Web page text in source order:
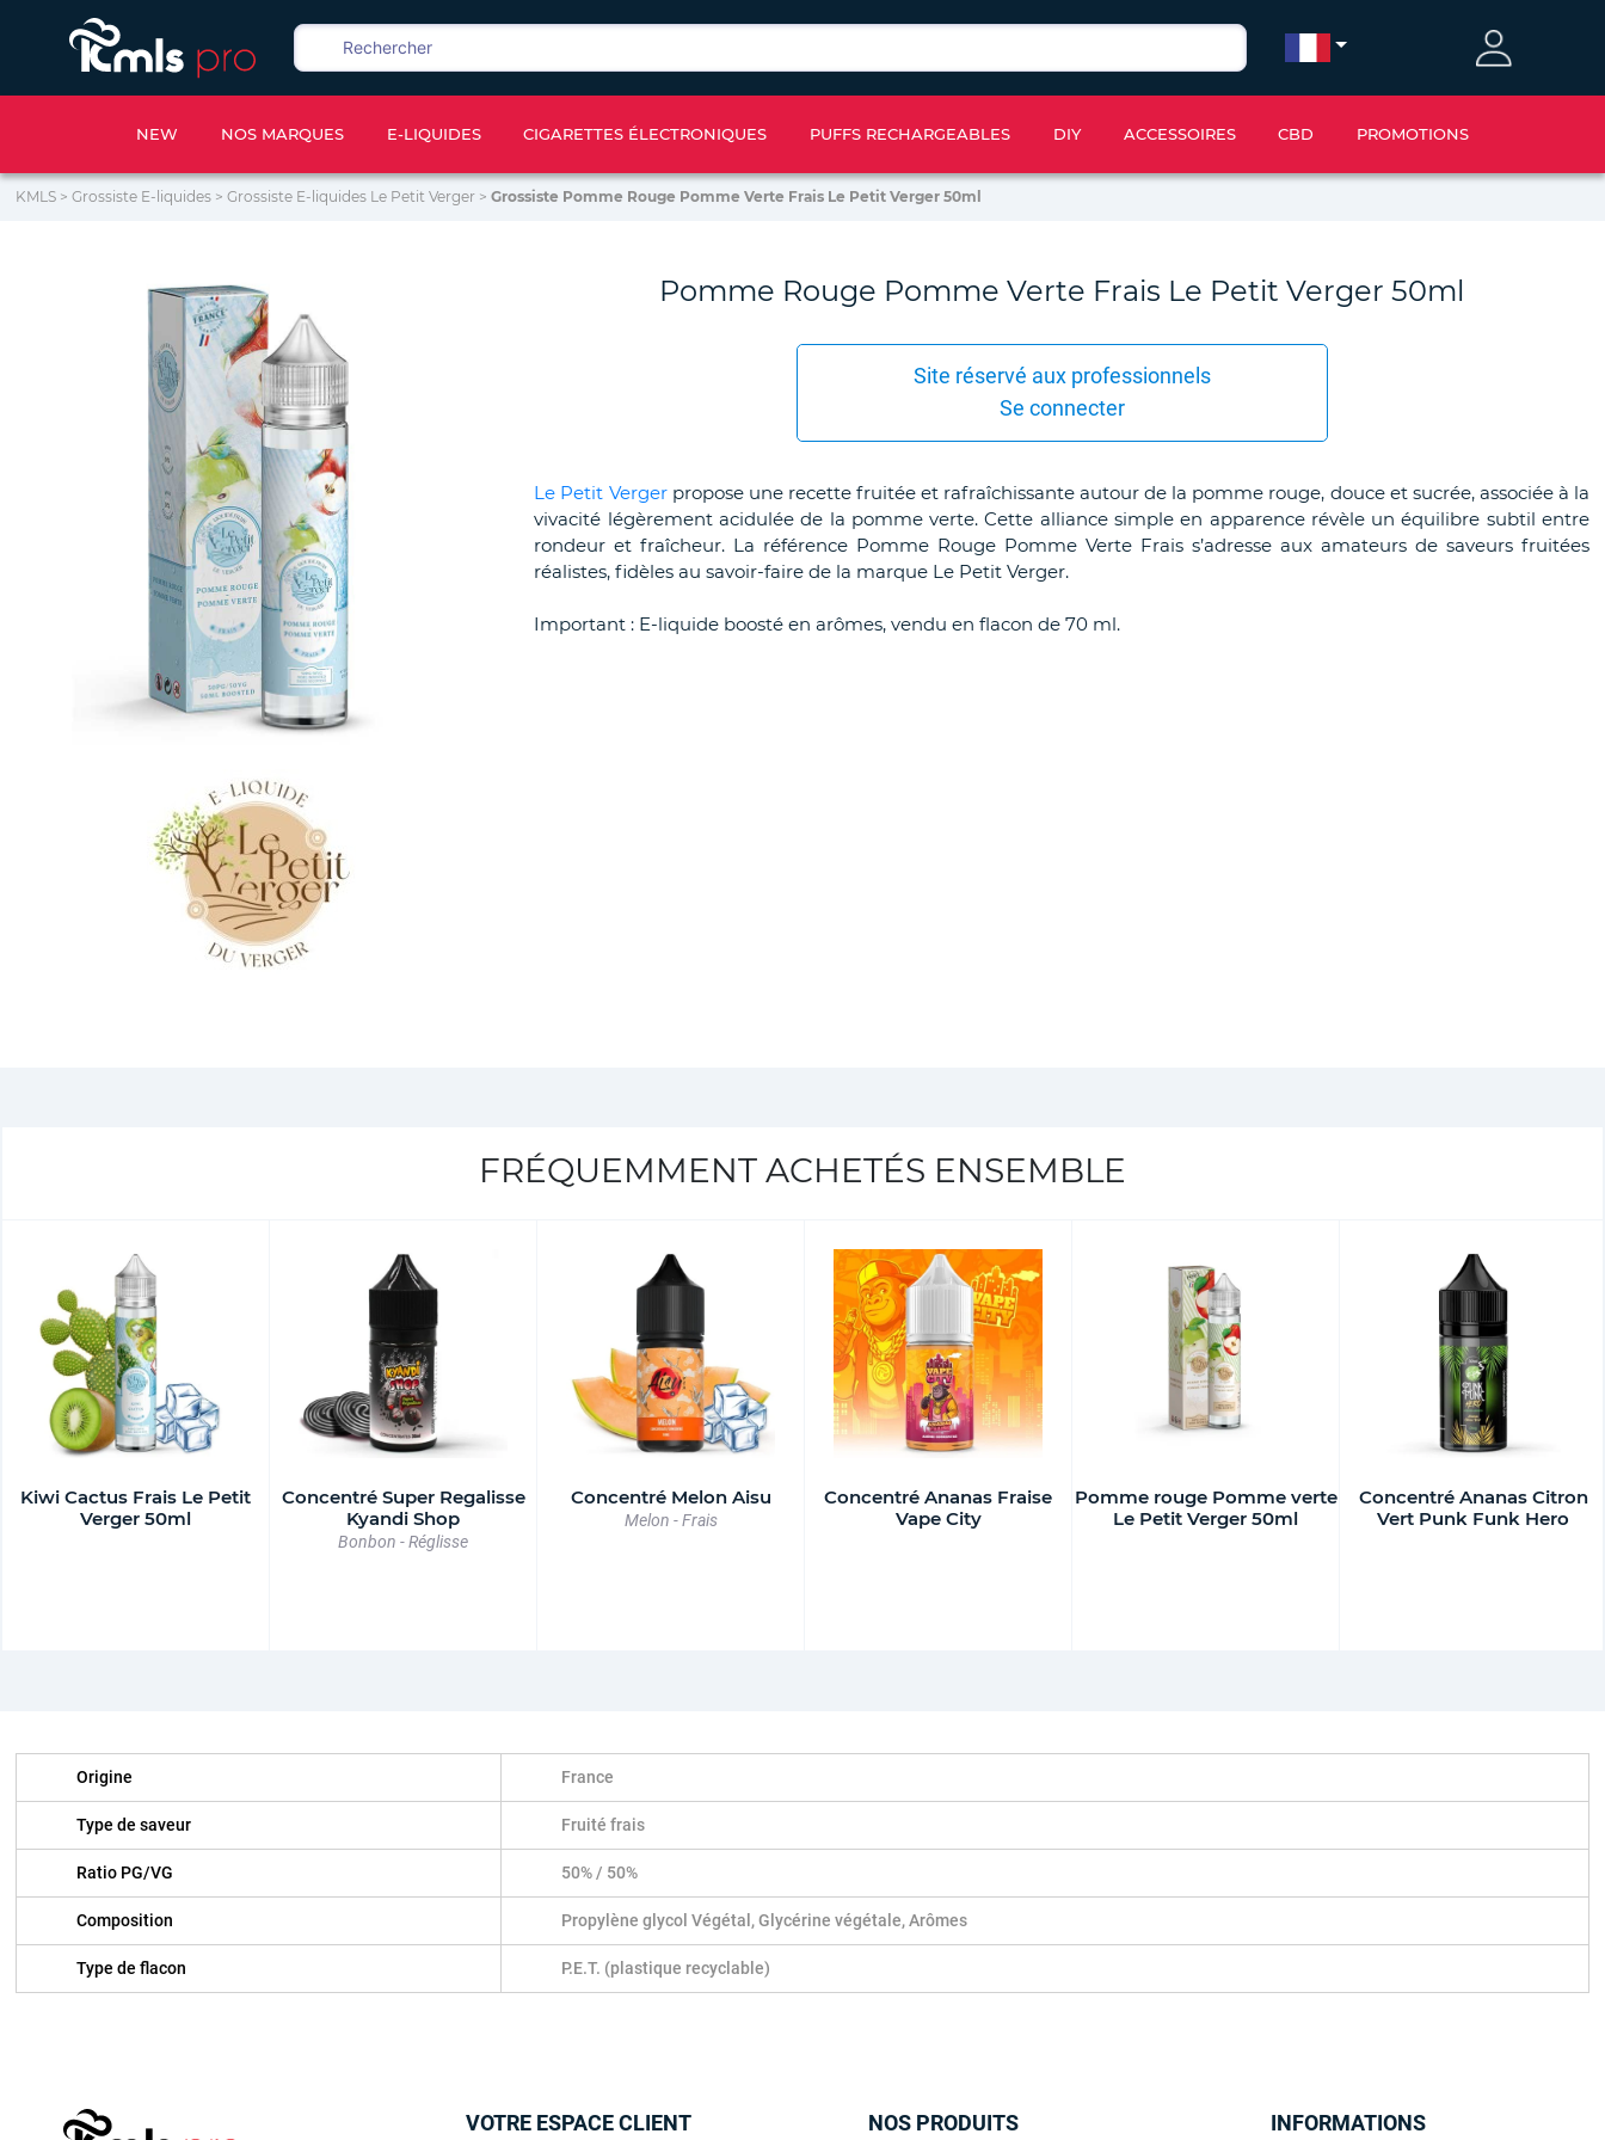
NEW NOS MARQUES E-LIQUIDES CIGARETTES ÉLECTRONIQUES PUFFS RECHARGEABLES DIY ACCESSOIRES CBD PROMOTIONS
KMLS > Grossiste E-liquides > Grossiste E-liquides Le Petit Verger > Grossiste Pomme Rouge Pomme Verte Frais Le Petit Verger 50ml
Pomme Rouge Pomme Verte Frais Le Petit Verger 50ml
Site réservé aux professionnels
Se connecter
Le Petit Vergerpropose une recette fruitée et rafraîchissante autour de la pomme rouge, douce et sucrée, associée à la
vivacité légèrement acidulée de la pomme verte. Cette alliance simple en apparence révèle un équilibre subtil entre
rondeur et fraîcheur. La référence Pomme Rouge Pomme Verte Frais s’adresse aux amateurs de saveurs fruitées
réalistes, fidèles au savoir-faire de la marque Le Petit Verger.
Important : E-liquide boosté en arômes, vendu en flacon de 70 ml.
FRÉQUEMMENT ACHETÉS ENSEMBLE
Kiwi Cactus Frais Le Petit
Verger 50ml
Concentré Super Regalisse
Kyandi Shop
Bonbon - Réglisse
Concentré Melon Aisu
Melon - Frais
Concentré Ananas Fraise
Vape City
Pomme rouge Pomme verte
Le Petit Verger 50ml
Concentré Ananas Citron
Vert Punk Funk Hero
Origine France
Type de saveur Fruité frais
Ratio PG/VG 50% / 50%
Composition Propylène glycol Végétal, Glycérine végétale, Arômes
Type de flacon P.E.T. (plastique recyclable)
VOTRE ESPACE CLIENT NOS PRODUITS INFORMATIONS